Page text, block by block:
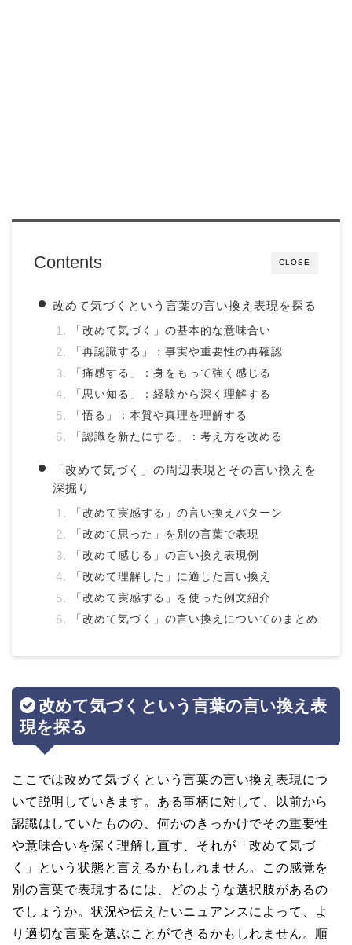
CLOSE
Contents
改めて気づくという言葉の言い換え表現を探る
「改めて気づく」の基本的な意味合い
「再認識する」：事実や重要性の再確認
「痛感する」：身をもって強く感じる
「思い知る」：経験から深く理解する
「悟る」：本質や真理を理解する
「認識を新たにする」：考え方を改める
「改めて気づく」の周辺表現とその言い換えを
深掘り
「改めて実感する」の言い換えパターン
「改めて思った」を別の言葉で表現
「改めて感じる」の言い換え表現例
「改めて理解した」に適した言い換え
「改めて実感する」を使った例文紹介
「改めて気づく」の言い換えについてのまとめ
改めて気づくという言葉の言い換え表
現を探る
ここでは改めて気づくという言葉の言い換え表現につ
いて説明していきます。ある事柄に対して、以前から
認識はしていたものの、何かのきっかけでその重要性
や意味合いを深く理解し直す、それが「改めて気づ
く」という状態と言えるかもしれません。この感覚を
別の言葉で表現するには、どのような選択肢があるの
でしょうか。状況や伝えたいニュアンスによって、よ
り適切な言葉を選ぶことができるかもしれません。順